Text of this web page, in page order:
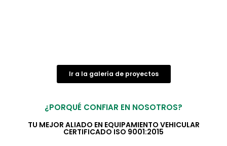
Ir a la galería de proyectos
¿PORQUÉ CONFIAR EN NOSOTROS?
TU MEJOR ALIADO EN EQUIPAMIENTO VEHICULAR
CERTIFICADO ISO 9001:2015